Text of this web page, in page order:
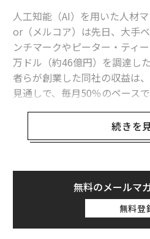
人工知能（AI）を用いた人材
or（メルコア）は先日、大手
ンチマークやピーター・ティ
万ドル（約46億円）を調達し
者らが創業した同社の収益は
見通しで、毎月50％のペース
化を果たしている。
2023年8月、ジョージタウン
ハーバード大学に進んだアダ
学を辞めるように説得した。
は、その年の1月にインドのエ
トアップをマッチングする企
て、わずか数カ月で年間収益
続きを
無料のメールマ
無料登